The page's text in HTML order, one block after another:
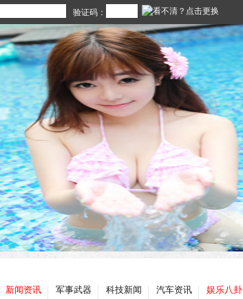
验证码：
新闻资讯
军事武器
科技新闻
汽车资讯
娱乐八卦